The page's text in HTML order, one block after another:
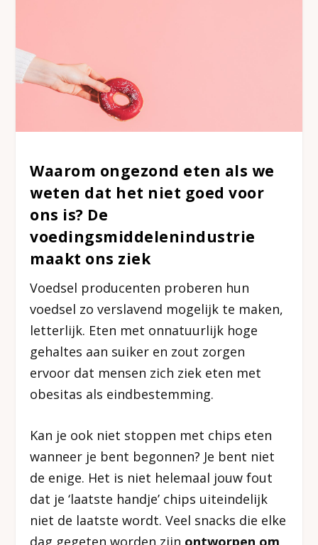
Waarom ongezond eten als we
weten dat het niet goed voor
ons is? De
voedingsmiddelenindustrie
maakt ons ziek
Voedsel producenten proberen hun
voedsel zo verslavend mogelijk te maken,
letterlijk. Eten met onnatuurlijk hoge
gehaltes aan suiker en zout zorgen
ervoor dat mensen zich ziek eten met
obesitas als eindbestemming.
Kan je ook niet stoppen met chips eten
wanneer je bent begonnen? Je bent niet
de enige. Het is niet helemaal jouw fout
dat je ‘laatste handje’ chips uiteindelijk
niet de laatste wordt. Veel snacks die elke